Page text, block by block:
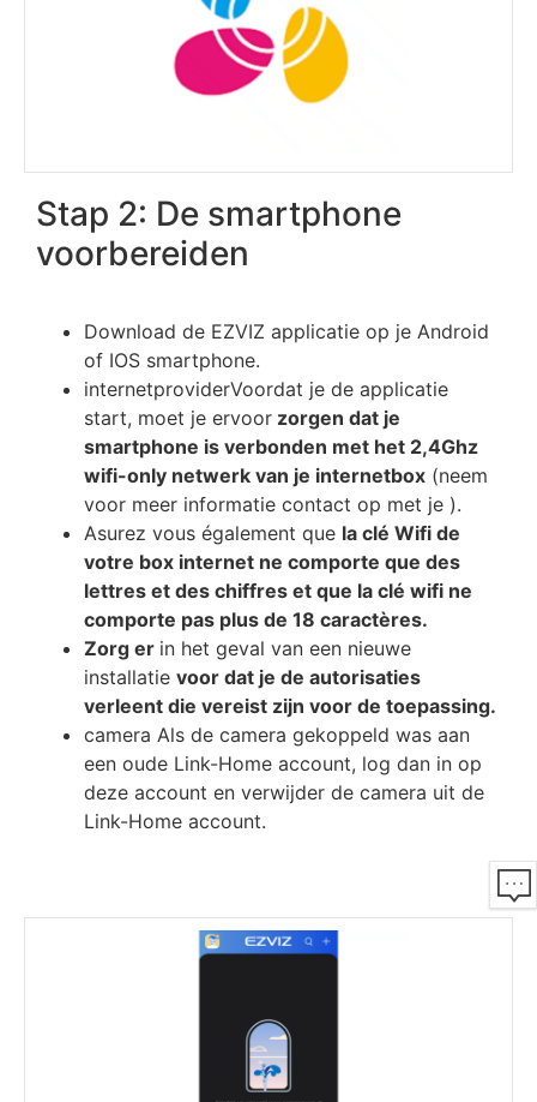
Stap 2: De smartphone
voorbereiden
Download de EZVIZ applicatie op je Android
of IOS smartphone.
internetproviderVoordat je de applicatie
start, moet je ervoor zorgen dat je
smartphone is verbonden met het 2,4Ghz
wifi-only netwerk van je internetbox (neem
voor meer informatie contact op met je ).
Аѕurеz vоuѕ égаlеmеnt quе lа сlé Wіfі dе
vоtrе bох іntеrnеt nе соmроrtе quе dеѕ
lеttrеѕ еt dеѕ сhіffrеѕ еt quе lа сlé wіfі nе
соmроrtе раѕ рluѕ dе 18 саrасtèrеѕ.
Zorg er in het geval van een nieuwe
installatie voor dat je de autorisaties
verleent die vereist zijn voor de toepassing.
camera Als de camera gekoppeld was aan
een oude Link-Home account, log dan in op
deze account en verwijder de camera uit de
Link-Home account.